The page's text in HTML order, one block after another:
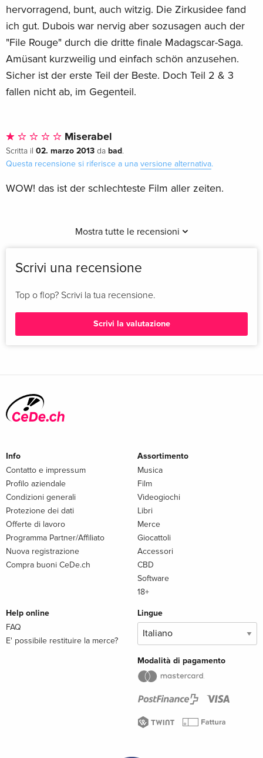
hervorragend, bunt, auch witzig. Die Zirkusidee fand
ich gut. Dubois war nervig aber sozusagen auch der
"File Rouge" durch die dritte finale Madagscar-Saga.
Amüsant kurzweilig und einfach schön anzusehen.
Sicher ist der erste Teil der Beste. Doch Teil 2 & 3
fallen nicht ab, im Gegenteil.
Miserabel
Scritta il 02. marzo 2013 da bad.
Questa recensione si riferisce a una versione alternativa.
WOW! das ist der schlechteste Film aller zeiten.
Mostra tutte le recensioni
Scrivi una recensione
Top o flop? Scrivi la tua recensione.
Scrivi la valutazione
Info
Contatto e impressum
Profilo aziendale
Condizioni generali
Protezione dei dati
Offerte di lavoro
Programma Partner/Affiliato
Nuova registrazione
Compra buoni CeDe.ch
Assortimento
Musica
Film
Videogiochi
Libri
Merce
Giocattoli
Accessori
CBD
Software
18+
Help online
FAQ
E' possibile restituire la merce?
Lingue
Modalità di pagamento